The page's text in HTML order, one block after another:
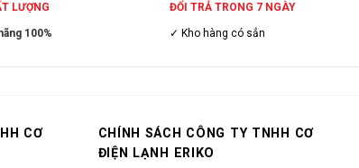
LƯỢNG
100%
ĐỔI TRẢ TRONG 7 NGÀY
✓ Kho hàng có sẳn
CƠ
CHÍNH SÁCH CÔNG TY TNHH CƠ
ĐIỆN LẠNH ERIKO